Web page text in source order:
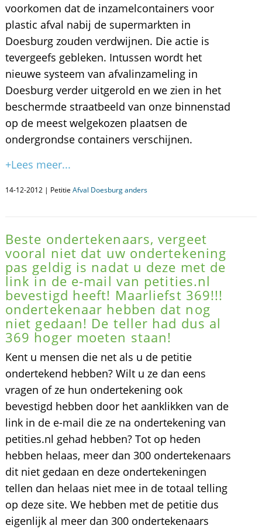
voorkomen dat de inzamelcontainers voor
plastic afval nabij de supermarkten in
Doesburg zouden verdwijnen. Die actie is
tevergeefs gebleken. Intussen wordt het
nieuwe systeem van afvalinzameling in
Doesburg verder uitgerold en we zien in het
beschermde straatbeeld van onze binnenstad
op de meest welgekozen plaatsen de
ondergrondse containers verschijnen.
+Lees meer...
14-12-2012 | Petitie Afval Doesburg anders
Beste ondertekenaars, vergeet
vooral niet dat uw ondertekening
pas geldig is nadat u deze met de
link in de e-mail van petities.nl
bevestigd heeft! Maarliefst 369!!!
ondertekenaar hebben dat nog
niet gedaan! De teller had dus al
369 hoger moeten staan!
Kent u mensen die net als u de petitie
ondertekend hebben? Wilt u ze dan eens
vragen of ze hun ondertekening ook
bevestigd hebben door het aanklikken van de
link in de e-mail die ze na ondertekening van
petities.nl gehad hebben? Tot op heden
hebben helaas, meer dan 300 ondertekenaars
dit niet gedaan en deze ondertekeningen
tellen dan helaas niet mee in de totaal telling
op deze site. We hebben met de petitie dus
eigenlijk al meer dan 300 ondertekenaars